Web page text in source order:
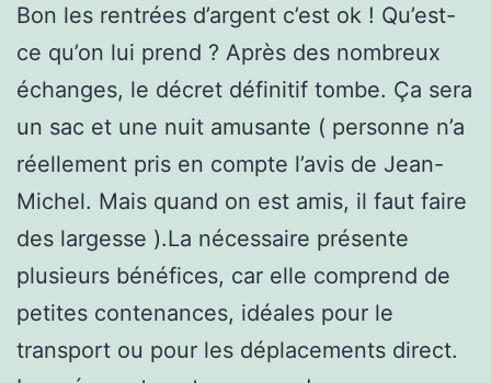
Bon les rentrées d’argent c’est ok ! Qu’est-
ce qu’on lui prend ? Après des nombreux
échanges, le décret définitif tombe. Ça sera
un sac et une nuit amusante ( personne n’a
réellement pris en compte l’avis de Jean-
Michel. Mais quand on est amis, il faut faire
des largesse ).La nécessaire présente
plusieurs bénéfices, car elle comprend de
petites contenances, idéales pour le
transport ou pour les déplacements direct.